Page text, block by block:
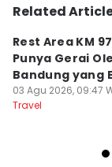
Related
Rest Area KM
Punya Gerai
Bandung yang
Jam
03 Agu 2026, 09:47
Travel